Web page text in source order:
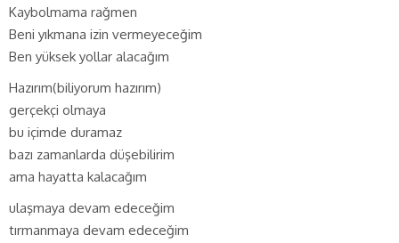
Kaybolmama rağmen
Beni yıkmana izin vermeyeceğim
Ben yüksek yollar alacağım
Hazırım(biliyorum hazırım)
gerçekçi olmaya
bu içimde duramaz
bazı zamanlarda düşebilirim
ama hayatta kalacağım
ulaşmaya devam edeceğim
tırmanmaya devam edeceğim